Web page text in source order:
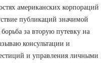
американских корпораций
публикаций значимой
за вторую путевку на
консультации и
и управления личными